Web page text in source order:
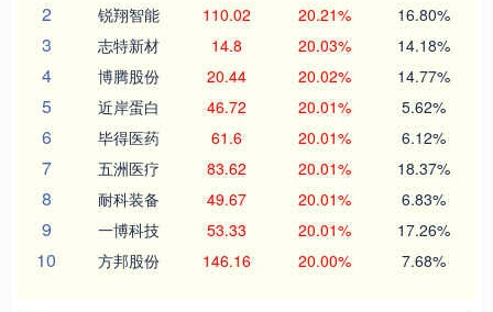
2 锐翔智能 110.02 20.21% 16.80%
3 志特新材 14.8 20.03% 14.18%
4 博腾股份 20.44 20.02% 14.77%
5 近岸蛋白 46.72 20.01% 5.62%
6 毕得医药 61.6 20.01% 6.12%
7 五洲医疗 83.62 20.01% 18.37%
8 耐科装备 49.67 20.01% 6.83%
9 一博科技 53.33 20.01% 17.26%
10 方邦股份 146.16 20.00% 7.68%